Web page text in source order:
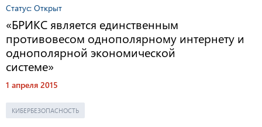
Статус: Открыт
«БРИКС является единственным
противовесом однополярному интернету и
однополярной экономической
системе»
1 апреля 2015
КИБЕРБЕЗОПАСНОСТЬ